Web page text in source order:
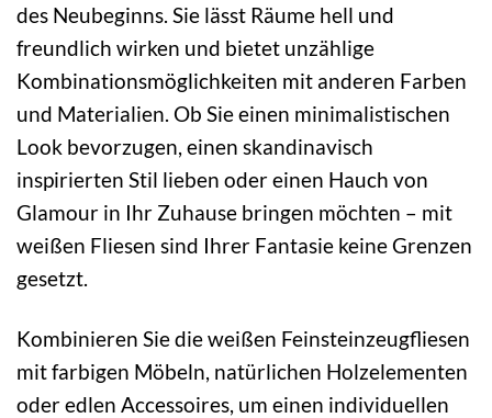
des Neubeginns. Sie lässt Räume hell und
freundlich wirken und bietet unzählige
Kombinationsmöglichkeiten mit anderen Farben
und Materialien. Ob Sie einen minimalistischen
Look bevorzugen, einen skandinavisch
inspirierten Stil lieben oder einen Hauch von
Glamour in Ihr Zuhause bringen möchten – mit
weißen Fliesen sind Ihrer Fantasie keine Grenzen
gesetzt.
Kombinieren Sie die weißen Feinsteinzeugfliesen
mit farbigen Möbeln, natürlichen Holzelementen
oder edlen Accessoires, um einen individuellen